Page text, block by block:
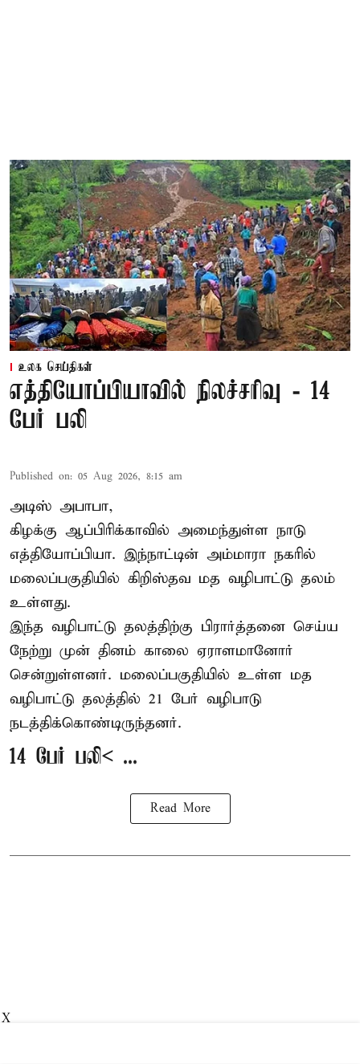
உலக செய்திகள்
எத்தியோப்பியாவில் நிலச்சரிவு - 14
பேர் பலி
Published on: 05 Aug 2026, 8:15 am
அடிஸ் அபாபா,
கிழக்கு ஆப்பிரிக்காவில் அமைந்துள்ள நாடு
எத்தியோப்பியா. இந்நாட்டின் அம்மாரா நகரில்
மலைப்பகுதியில் கிறிஸ்தவ மத வழிபாட்டு தலம்
உள்ளது.
இந்த வழிபாட்டு தலத்திற்கு பிரார்த்தனை செய்ய
நேற்று முன் தினம் காலை ஏராளமானோர்
சென்றுள்ளனர். மலைப்பகுதியில் உள்ள மத
வழிபாட்டு தலத்தில் 21 பேர் வழிபாடு
நடத்திக்கொண்டிருந்தனர்.
14 பேர் பலி< ...
Read More
X